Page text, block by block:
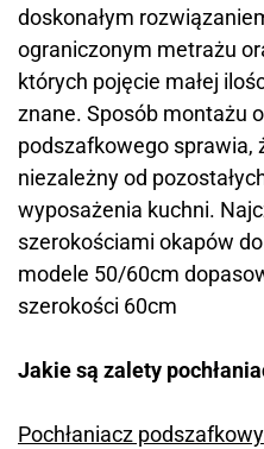
doskonałym
ograniczonym metrażu
których pojęcie małej
znane. Sposób montażu
podszafkowego sprawia,
niezależny od
wyposażenia kuchni.
szerokościami okapów
modele 50/60cm
szerokości 60cm
Jakie są zalety
Pochłaniacz podszafkowy